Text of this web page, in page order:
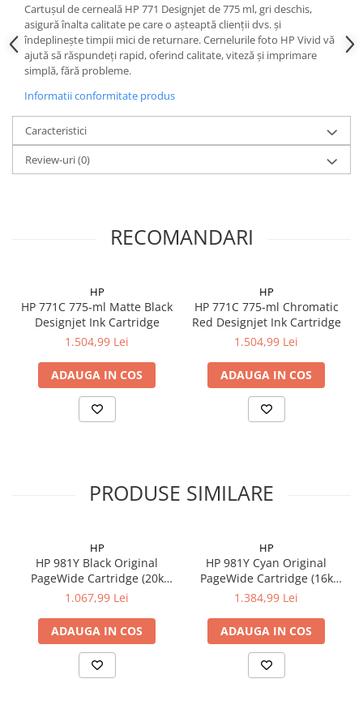
Cartuşul de cerneală HP 771 Designjet de 775 ml, gri deschis,
asigură înalta calitate pe care o aşteaptă clienţii dvs. şi
îndeplineşte timpii mici de returnare. Cernelurile foto HP Vivid vă
ajută să răspundeţi rapid, oferind calitate, viteză şi imprimare
simplă, fără probleme.
Informatii conformitate produs
Caracteristici
Review-uri(0)
RECOMANDARI
HP
HP 771C 775-ml Matte Black
Designjet Ink Cartridge
1.504,99 Lei
ADAUGA IN COS
HP
HP 771C 775-ml Chromatic
Red Designjet Ink Cartridge
1.504,99 Lei
ADAUGA IN COS
PRODUSE SIMILARE
HP
HP 981Y Black Original
PageWide Cartridge (20k
pag)
1.067,99 Lei
ADAUGA IN COS
HP
HP 981Y Cyan Original
PageWide Cartridge (16k
pag)
1.384,99 Lei
ADAUGA IN COS